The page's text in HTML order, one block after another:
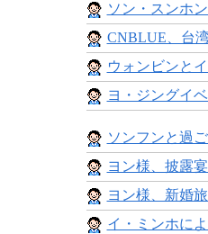
ソン・スンホ
CNBLUE、台
ウォンビンと
ヨ・ジングイ
ソンフンと過
ヨン様、披露
ヨン様、新婚
イ・ミンホに